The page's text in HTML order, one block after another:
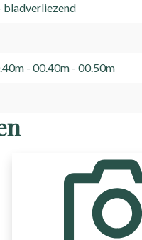
bladverliezend
00.40m - 00.50m